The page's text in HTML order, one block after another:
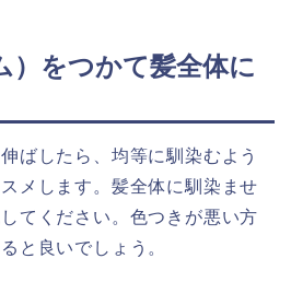
）をつかて髪全体に
ばしたら、均等に馴染むよう
メします。髪全体に馴染ませ
てください。色つきが悪い方
と良いでしょう。